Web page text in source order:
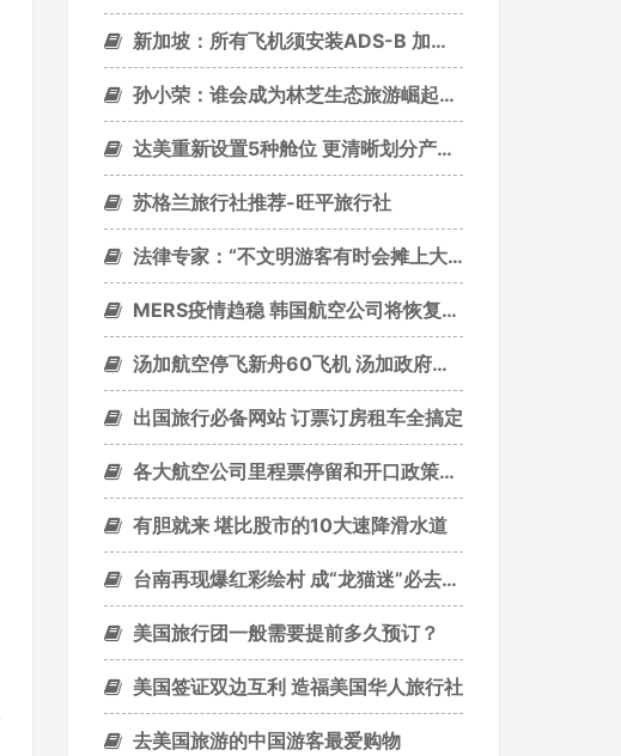
新加坡：所有飞机须安装ADS-B 加强飞机追踪
孙小荣：谁会成为林芝生态旅游崛起的“绿巨人”？
达美重新设置5种舱位 更清晰划分产品和服务
苏格兰旅行社推荐-旺平旅行社
法律专家：“不文明游客有时会摊上大事儿”
MERS疫情趋稳 韩国航空公司将恢复正常运营
汤加航空停飞新舟60飞机 汤加政府转租他人
出国旅行必备网站 订票订房租车全搞定
各大航空公司里程票停留和开口政策【更新】
有胆就来 堪比股市的10大速降滑水道
台南再现爆红彩绘村 成“龙猫迷”必去景点
美国旅行团一般需要提前多久预订？
美国签证双边互利 造福美国华人旅行社
去美国旅游的中国游客最爱购物